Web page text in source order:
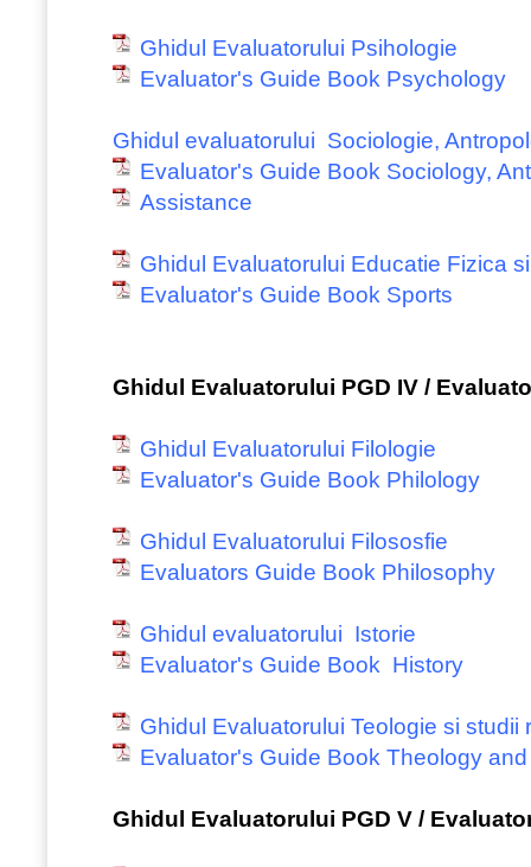
Ghidul Evaluatorului Psihologie
Evaluator's Guide Book Psychology
Ghidul evaluatorului Sociologie,
Evaluator's Guide Book Sociology,
Assistance
Ghidul Evaluatorului Educatie Fizica
Evaluator's Guide Book Sports
Ghidul Evaluatorului PGD IV /
Ghidul Evaluatorului Filologie
Evaluator's Guide Book Philology
Ghidul Evaluatorului Filososfie
Evaluators Guide Book Philosophy
Ghidul evaluatorului Istorie
Evaluator's Guide Book History
Ghidul Evaluatorului Teologie si studii
Evaluator's Guide Book Theology
Ghidul Evaluatorului PGD V /